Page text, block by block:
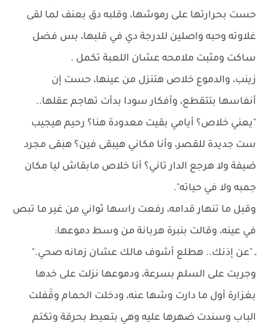
حست بحرارتها على رموشها، وقلبه دق بعنف لما لقى
غلاوته وحبه واصلين للدرجة دي في قلبها، بس فضل
ساكت ومثبت ملامحه عشان اللعبة تكمل .
زينب، والدموع خلاص هتنزل من عينها، حست إن
أنفاسها بتتقطع، وأفكار سودا بدأت تهاجم عقلها..
"يعني خلاص؟ أيامي بقيت معدودة هنا؟ رحيم هيجيب
ست جديدة للقصر، وأنا مكاني هيبقى فين؟ هبقى مجرد
ضيفة ولا هرجع الدار تاني؟ أنا خلاص مابقاش ليا مكان
جمبه ولا في حياته".
وقبل ما تنهار قدامه، رفعت راسها ثواني من غير ما تبص
في عينه، وقالت بنبرة هربانة من وسط دموعها:
ـ "عن إذنك.. هطلع أشوف مالك عشان زمانه صحي."
وجريت على السلم بسرعة، ودموعها نزلت على خدها
بغزارة أول ما دارت وشها عنه، ودخلت الحمام وقَفلت
الباب وسندت ضهرها عليه وهي بتعيط بحرقة وتكتم